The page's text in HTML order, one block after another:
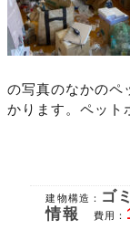
の写真のなかのペ
かります。ペッ
建物構造： ゴ
情報
費用：